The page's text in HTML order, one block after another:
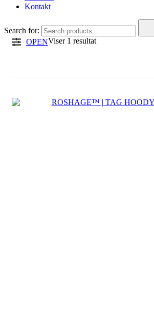
Kontakt
Search for:
OPENViser 1 resultat